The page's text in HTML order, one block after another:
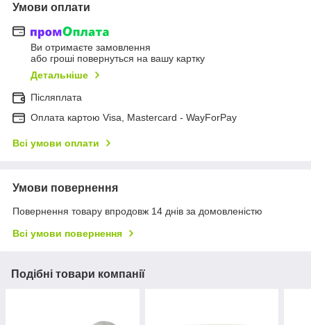
Умови оплати
Ви отримаєте замовлення
або гроші повернуться на вашу картку
Детальніше
Післяплата
Оплата картою Visa, Mastercard - WayForPay
Всі умови оплати
Умови повернення
Повернення товару впродовж 14 днів за домовленістю
Всі умови повернення
Подібні товари компанії